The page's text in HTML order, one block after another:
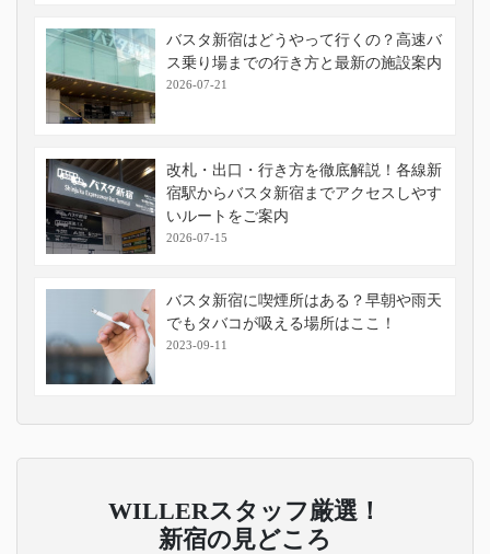
バスタ新宿はどうやって行くの？高速バ
ス乗り場までの行き方と最新の施設案内
2026-07-21
改札・出口・行き方を徹底解説！各線新
宿駅からバスタ新宿までアクセスしやす
いルートをご案内
2026-07-15
バスタ新宿に喫煙所はある？早朝や雨天
でもタバコが吸える場所はここ！
2023-09-11
WILLERスタッフ厳選！
新宿の見どころ